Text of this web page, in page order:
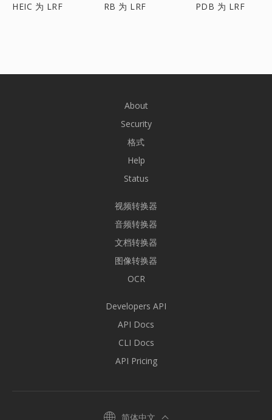
HEIC 为 LRF RB 为 LRF PDB 为 LRF
About
Security
格式
Help
Status
视频转换器
音频转换器
文档转换器
图像转换器
OCR
Developers API
API Docs
CLI Docs
API Pricing
简体中文